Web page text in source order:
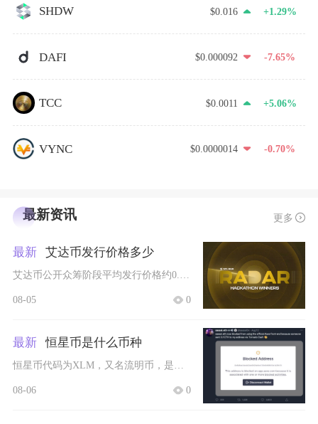
SHDW $0.016 +1.29%
DAFI $0.000092 -7.65%
TCC $0.0011 +5.06%
VYNC $0.0000014 -0.70%
最新资讯 更多
最新 艾达币发行价格多少
艾达币公开众筹阶段平均发行价格约0.0024美元，分四期众筹阶段价格略有浮动，整体区间稳定
08-05 0
最新 恒星币是什么币种
08-06 0